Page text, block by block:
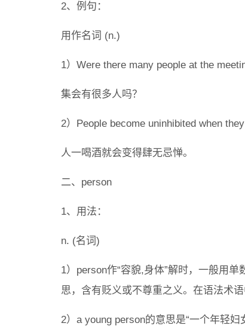
2、例句：
用作名词 (n.)
1）Were there many people at the
集会有很多人吗？
2）People become uninhibited when
人一喝酒就会变得肆无忌惮。
二、person
1、用法：
n. (名词)
1）person作“容貌,身体”解时，一般用单
思，含有贬义或不尊重之义。在语法术语
2）a young person的意思是“一个年轻